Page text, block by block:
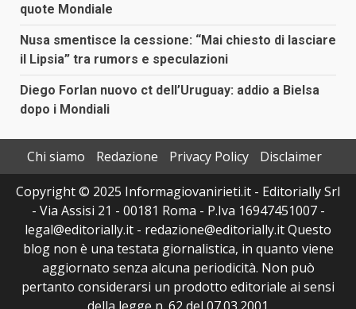
quote Mondiale
Nusa smentisce la cessione: “Mai chiesto di lasciare
il Lipsia” tra rumors e speculazioni
Diego Forlan nuovo ct dell’Uruguay: addio a Bielsa
dopo i Mondiali
Chi siamo Redazione Privacy Policy
Disclaimer
Copyright © 2025 Informagiovanirieti.it - Editorially Srl
- Via Assisi 21 - 00181 Roma - P.Iva 16947451007 -
legal@editorially.it - redazione@editorially.it Questo
blog non è una testata giornalistica, in quanto viene
aggiornato senza alcuna periodicità. Non può
pertanto considerarsi un prodotto editoriale ai sensi